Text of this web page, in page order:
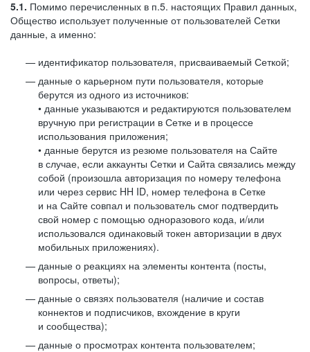
5.1. Помимо перечисленных в п.5. настоящих Правил данных,
Общество использует полученные от пользователей Сетки
данные, а именно:
идентификатор пользователя, присваиваемый Сеткой;
данные о карьерном пути пользователя, которые
берутся из одного из источников:
• данные указываются и редактируются пользователем
вручную при регистрации в Сетке и в процессе
использования приложения;
• данные берутся из резюме пользователя на Сайте
в случае, если аккаунты Сетки и Сайта связались между
собой (произошла авторизация по номеру телефона
или через сервис HH ID, номер телефона в Сетке
и на Сайте совпал и пользователь смог подтвердить
свой номер с помощью одноразового кода, и/или
использовался одинаковый токен авторизации в двух
мобильных приложениях).
данные о реакциях на элементы контента (посты,
вопросы, ответы);
данные о связях пользователя (наличие и состав
коннектов и подписчиков, вхождение в круги
и сообщества);
данные о просмотрах контента пользователем;